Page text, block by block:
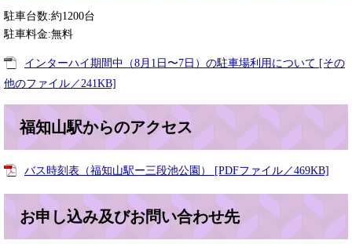
駐車台数:約1200台
駐車料金:無料
インターハイ期間中（8月1日〜7日）の駐車場利用について [その
他のファイル／241KB]
福知山駅からのアクセス
バス時刻表（福知山駅ー三段池公園） [PDFファイル／469KB]
お申し込み及びお問い合わせ先